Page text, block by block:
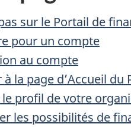
sur le Portail de
pour un compte
au compte
à la page d’Accueil du
profil de votre
les possibilités de